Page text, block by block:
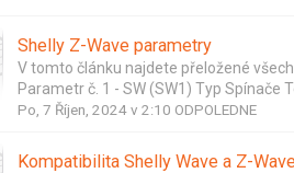
Shelly Z-Wave parametry
V tomto článku najdete přeložené
Parametr č. 1 - SW (SW1) Typ Spínače
Po, 7 Říjen, 2024 v 2:10 ODPOLEDNE
Kompatibilita Shelly Wave a Z-